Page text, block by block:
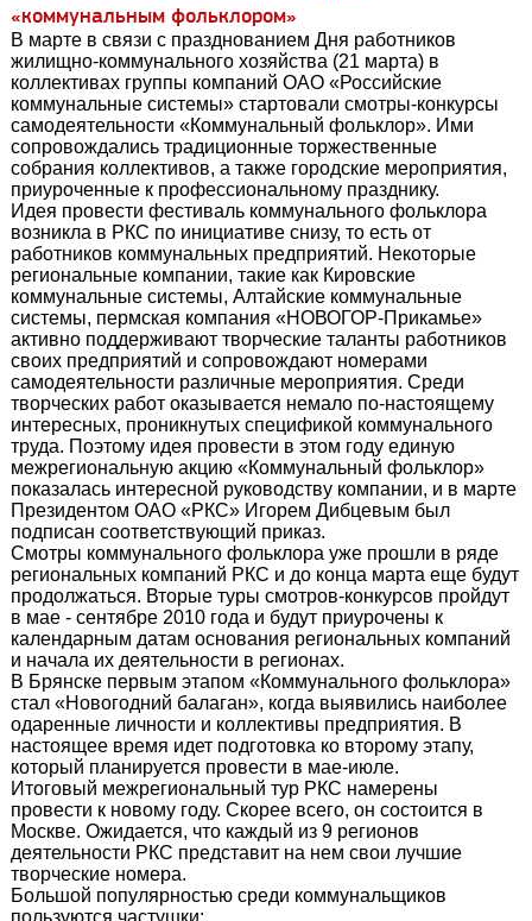
«коммунальным фольклором»
В марте в связи с празднованием Дня работников
жилищно-коммунального хозяйства (21 марта) в
коллективах группы компаний ОАО «Российские
коммунальные системы» стартовали смотры-конкурсы
самодеятельности «Коммунальный фольклор». Ими
сопровождались традиционные торжественные
собрания коллективов, а также городские мероприятия,
приуроченные к профессиональному празднику.
Идея провести фестиваль коммунального фольклора
возникла в РКС по инициативе снизу, то есть от
работников коммунальных предприятий. Некоторые
региональные компании, такие как Кировские
коммунальные системы, Алтайские коммунальные
системы, пермская компания «НОВОГОР-Прикамье»
активно поддерживают творческие таланты работников
своих предприятий и сопровождают номерами
самодеятельности различные мероприятия. Среди
творческих работ оказывается немало по-настоящему
интересных, проникнутых спецификой коммунального
труда. Поэтому идея провести в этом году единую
межрегиональную акцию «Коммунальный фольклор»
показалась интересной руководству компании, и в марте
Президентом ОАО «РКС» Игорем Дибцевым был
подписан соответствующий приказ.
Смотры коммунального фольклора уже прошли в ряде
региональных компаний РКС и до конца марта еще будут
продолжаться. Вторые туры смотров-конкурсов пройдут
в мае - сентябре 2010 года и будут приурочены к
календарным датам основания региональных компаний
и начала их деятельности в регионах.
В Брянске первым этапом «Коммунального фольклора»
стал «Новогодний балаган», когда выявились наиболее
одаренные личности и коллективы предприятия. В
настоящее время идет подготовка ко второму этапу,
который планируется провести в мае-июле.
Итоговый межрегиональный тур РКС намерены
провести к новому году. Скорее всего, он состоится в
Москве. Ожидается, что каждый из 9 регионов
деятельности РКС представит на нем свои лучшие
творческие номера.
Большой популярностью среди коммунальщиков
пользуются частушки: